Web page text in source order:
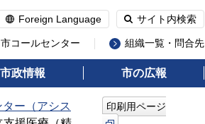
Foreign Language サイト内検索
コールセンター 組織一覧・問合先
市政情報 市の広報
ー（アシス
印刷用ページ